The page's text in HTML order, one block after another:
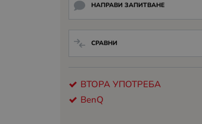
НАПРАВИ ЗАПИТВАНЕ
СРАВНИ
ВТОРА УПОТРЕБА
BenQ